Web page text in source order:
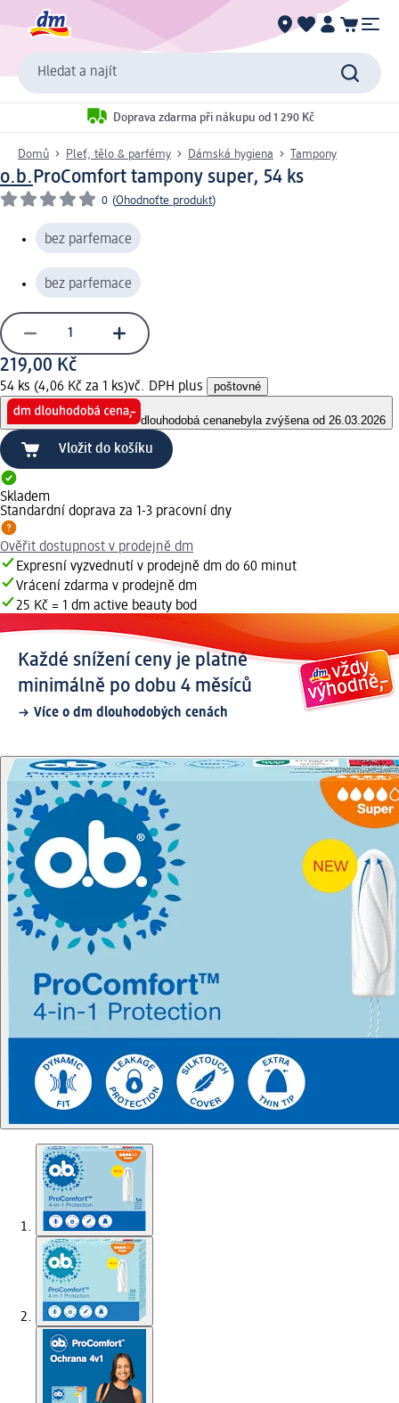
Hledat a najít
Doprava zdarma při nákupu od 1 290 Kč
Domů Pleť, tělo & parfémy Dámská hygiena Tampony
o.b.ProComfort tampony super, 54 ks
0 (Ohodnoťte produkt)
bez parfemace
bez parfemace
219,00 Kč
54 ks (4,06 Kč za 1 ks)vč. DPH plus poštovné
dlouhodobá cenanebyla zvýšena od 26.03.2026
Vložit do košíku
Skladem
Standardní doprava za 1-3 pracovní dny
Ověřit dostupnost v prodejně dm
Expresní vyzvednutí v prodejně dm do 60 minut
Vrácení zdarma v prodejně dm
25 Kč = 1 dm active beauty bod
Každé snížení ceny je platné
minimálně po dobu 4 měsíců
Více o dm dlouhodobých cenách